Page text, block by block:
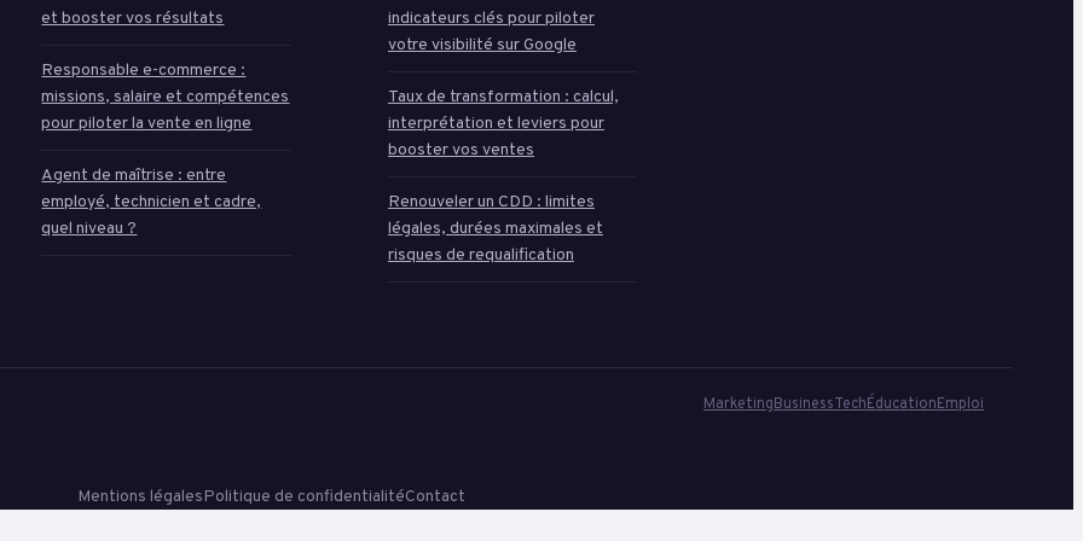
et booster vos résultats
Responsable e-commerce :
missions, salaire et compétences
pour piloter la vente en ligne
Agent de maîtrise : entre
employé, technicien et cadre,
quel niveau ?
indicateurs clés pour piloter
votre visibilité sur Google
Taux de transformation : calcul,
interprétation et leviers pour
booster vos ventes
Renouveler un CDD : limites
légales, durées maximales et
risques de requalification
MarketingBusinessTechÉducationEmploi
Mentions légalesPolitique de confidentialitéContact